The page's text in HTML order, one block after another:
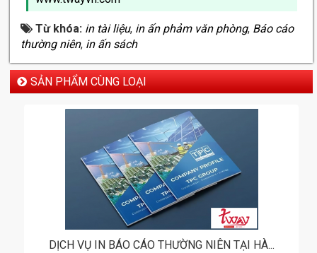
Từ khóa: in tài liệu, in ấn phảm văn phòng, Báo cáo
thường niên, in ấn sách
SẢN PHẨM CÙNG LOẠI
DỊCH VỤ IN BÁO CÁO THƯỜNG NIÊN TẠI HÀ...